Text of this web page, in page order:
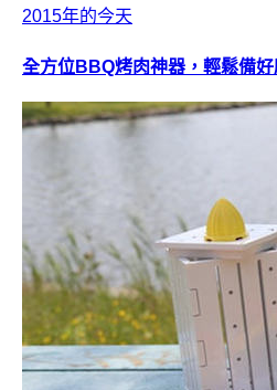
2015年的今天
全方位BBQ烤肉神器，輕鬆備